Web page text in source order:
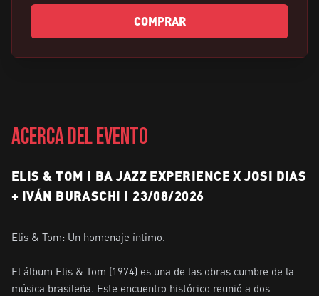
COMPRAR
ACERCA DEL EVENTO
ELIS & TOM | BA JAZZ EXPERIENCE X JOSI DIAS
+ IVÁN BURASCHI | 23/08/2026
Elis & Tom: Un homenaje íntimo.
El álbum Elis & Tom (1974) es una de las obras cumbre de la
música brasileña. Este encuentro histórico reunió a dos